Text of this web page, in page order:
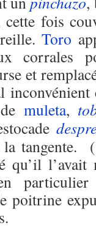
cette fois
Toro
corrales
et
muleta,
la tangente.
qu’il
poitrine